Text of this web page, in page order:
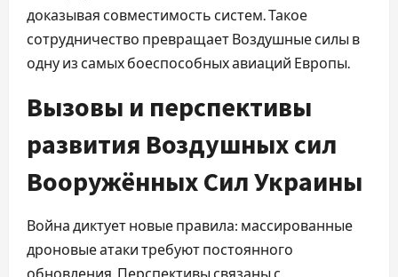
доказывая совместимость систем. Такое
сотрудничество превращает Воздушные силы в
одну из самых боеспособных авиаций Европы.
Вызовы и перспективы
развития Воздушных сил
Вооружённых Сил Украины
Война диктует новые правила: массированные
дроновые атаки требуют постоянного
обновления. Перспективы связаны с